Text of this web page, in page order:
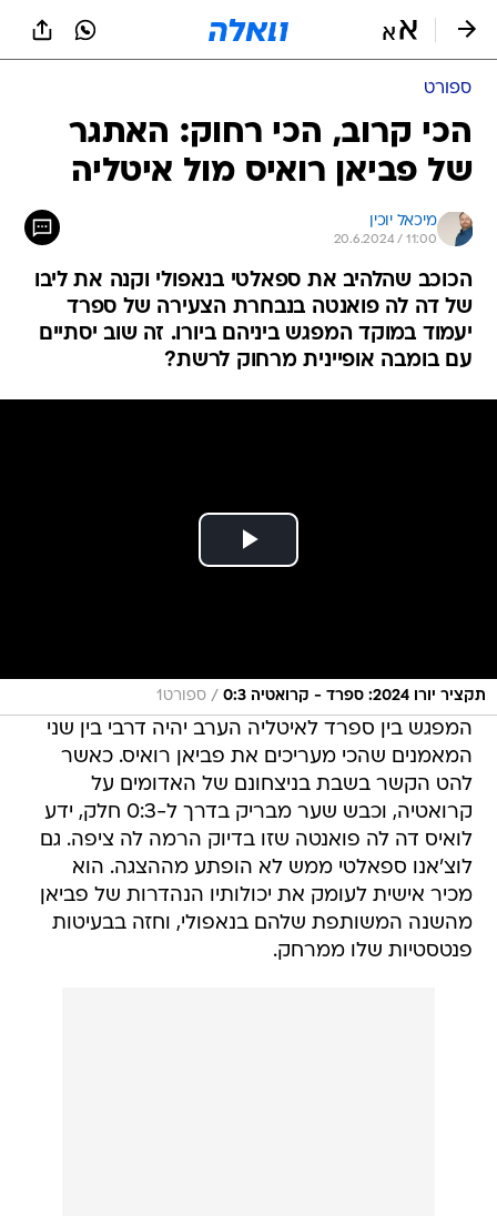
ספורט
הכי קרוב, הכי רחוק: האתגר
של פביאן רואיס מול איטליה
מיכאל יוכין
20.6.2024 / 11:00
הכוכב שהלהיב את ספאלטי בנאפולי וקנה את ליבו
של דה לה פואנטה בנבחרת הצעירה של ספרד
יעמוד במוקד המפגש ביניהם ביורו. זה שוב יסתיים
עם בומבה אופיינית מרחוק לרשת?
תקציר יורו 2024: ספרד - קרואטיה 0:3 / ספורט1
המפגש בין ספרד לאיטליה הערב יהיה דרבי בין שני
המאמנים שהכי מעריכים את פביאן רואיס. כאשר
להט הקשר בשבת בניצחונם של האדומים על
קרואטיה, וכבש שער מבריק בדרך ל-0:3 חלק, ידע
לואיס דה לה פואנטה שזו בדיוק הרמה לה ציפה. גם
לוצ'אנו ספאלטי ממש לא הופתע מההצגה. הוא
מכיר אישית לעומק את יכולותיו הנהדרות של פביאן
מהשנה המשותפת שלהם בנאפולי, וחזה בבעיטות
פנטסטיות שלו ממרחק.